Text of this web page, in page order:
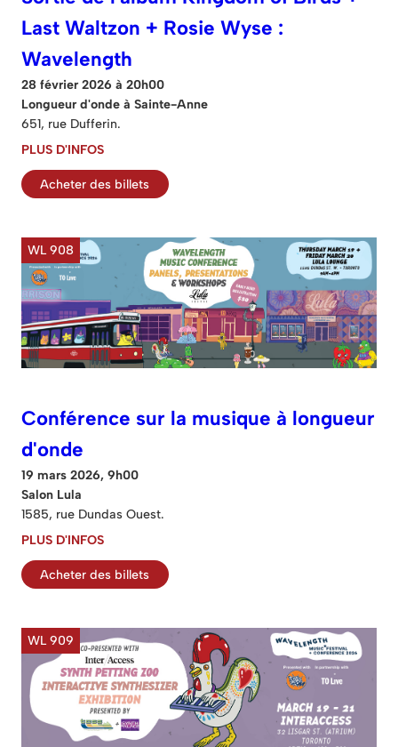
Last Waltzon + Rosie Wyse :
Wavelength
28 février 2026 à 20h00
Longueur d'onde à Sainte-Anne
651, rue Dufferin.
PLUS D'INFOS
Acheter des billets
WL 908
Conférence sur la musique à longueur
d'onde
19 mars 2026, 9h00
Salon Lula
1585, rue Dundas Ouest.
PLUS D'INFOS
Acheter des billets
WL 909